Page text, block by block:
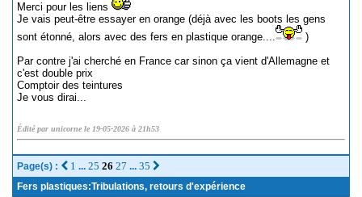
Merci pour les liens
Je vais peut-être essayer en orange (déjà avec les boots les gens
sont étonné, alors avec des fers en plastique orange....
)
Par contre j'ai cherché en France car sinon ça vient d'Allemagne et
c'est double prix
Comptoir des teintures
Je vous dirai...
Édité par unicorne le 19-05-2026 à 21h53
Page(s) : 1 ... 25 26 27 ... 35
Fers plastiques:Tribulations, retours d'expérience